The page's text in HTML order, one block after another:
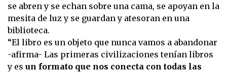
se abren y se echan sobre una cama, se apoyan en la
mesita de luz y se guardan y atesoran en una
biblioteca.
“El libro es un objeto que nunca vamos a abandonar
-afirma- Las primeras civilizaciones tenían libros
y es un formato que nos conecta con todas las